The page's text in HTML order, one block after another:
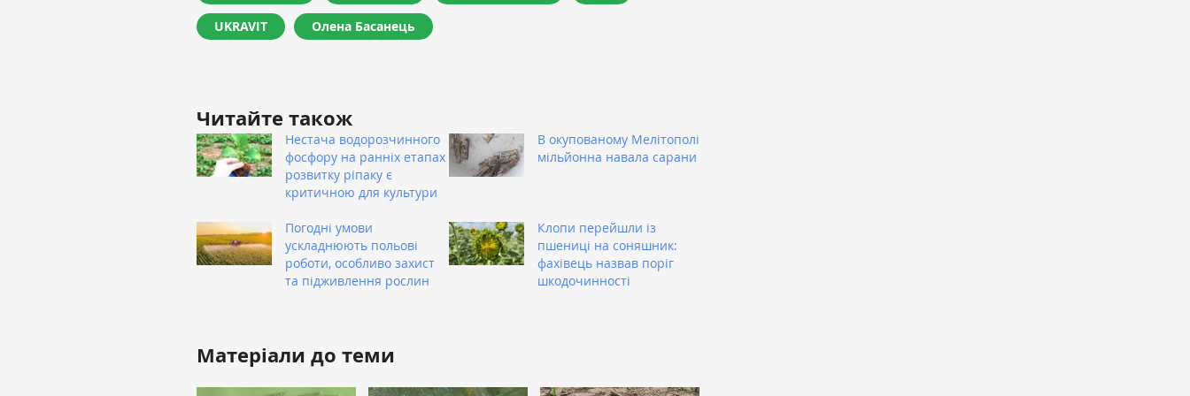
UKRAVIT Олена Басанець
Читайте також
Нестача водорозчинного
фосфору на ранніх етапах
розвитку ріпаку є
критичною для культури
В окупованому Мелітополі
мільйонна навала сарани
Погодні умови
ускладнюють польові
роботи, особливо захист
та підживлення рослин
Клопи перейшли із
пшениці на соняшник:
фахівець назвав поріг
шкодочинності
Матеріали до теми